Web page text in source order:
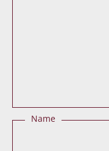
Name